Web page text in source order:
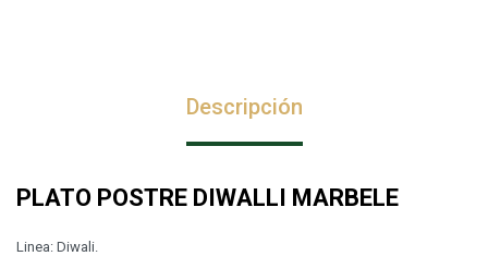
Descripción
PLATO POSTRE DIWALLI MARBELE
Linea: Diwali.